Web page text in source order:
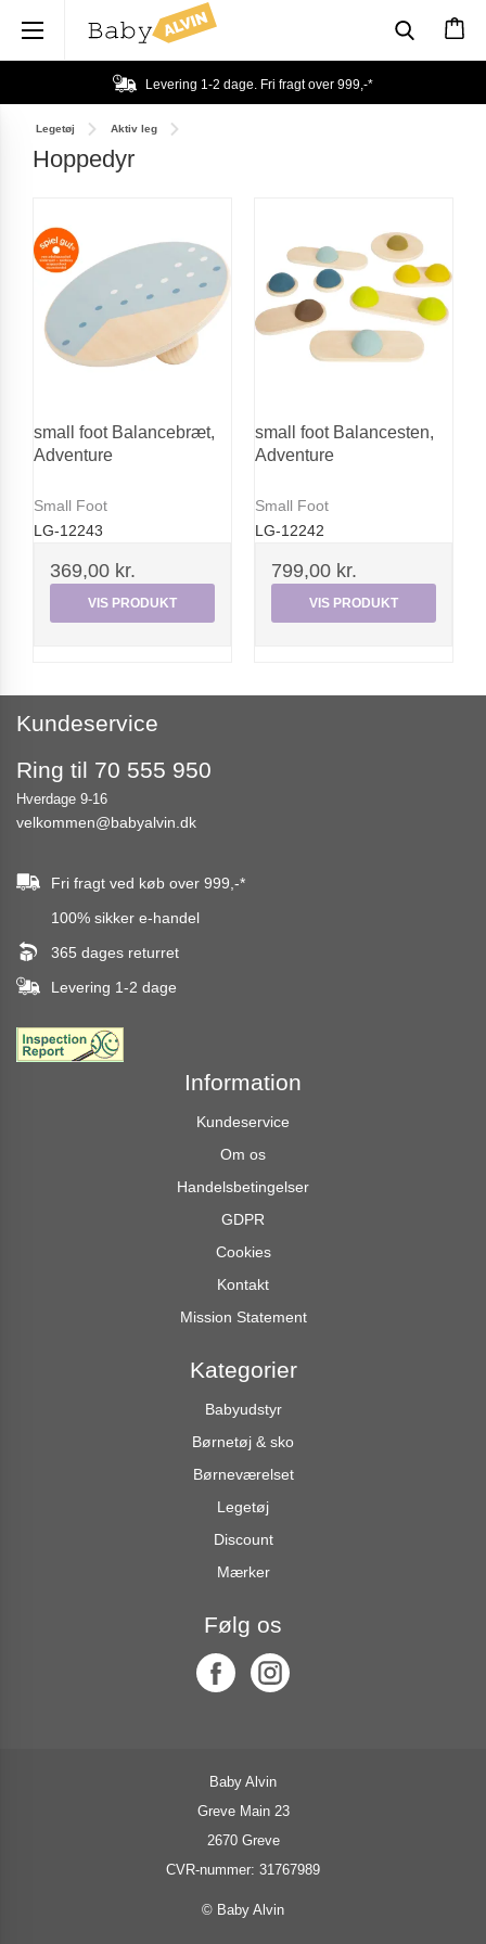
Levering 1-2 dage. Fri fragt over 999,-*
Legetøj Aktiv leg
Hoppedyr
small foot Balancebræt,
Adventure
Small Foot
LG-12243
369,00 kr.
VIS PRODUKT
small foot Balancesten,
Adventure
Small Foot
LG-12242
799,00 kr.
VIS PRODUKT
Kundeservice
Ring til 70 555 950
Hverdage 9-16
velkommen@babyalvin.dk
Fri fragt ved køb over 999,-*
100% sikker e-handel
365 dages returret
Levering 1-2 dage
Information
Kundeservice
Om os
Handelsbetingelser
GDPR
Cookies
Kontakt
Mission Statement
Kategorier
Babyudstyr
Børnetøj & sko
Børneværelset
Legetøj
Discount
Mærker
Følg os
Baby Alvin
Greve Main 23
2670 Greve
CVR-nummer: 31767989
© Baby Alvin